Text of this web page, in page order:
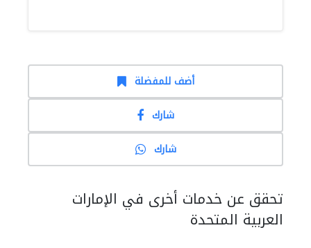
أضف للمفضلة
شارك
شارك
تحقق عن خدمات أخرى في الإمارات
العربية المتحدة